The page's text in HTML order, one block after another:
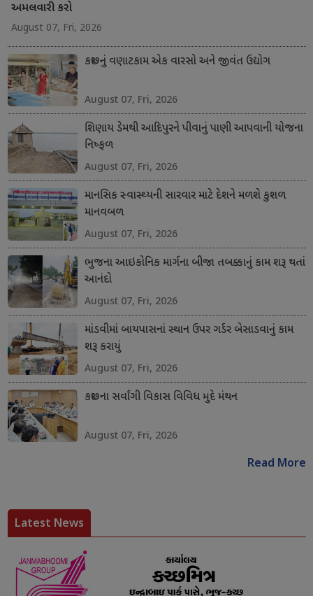
અમલવારી કરો
August 07, Fri, 2026
કચ્છનું વણાટકામ એક વારસો અને જીવંત ઉદ્યોગ
August 07, Fri, 2026
શિણાય ડેમથી આદિપુરને પીવાનું પાણી આપવાની યોજના
નિષ્ફળ
August 07, Fri, 2026
માનસિક સ્વાસ્થ્યની સારવાર માટે દેશને મળશે કુશળ
માનવબળ
August 07, Fri, 2026
ભુજના આઇકોનિક માર્ગના બીજા તબક્કાનું કામ શરૂ થતાં
આનંદો
August 07, Fri, 2026
માંડવીમાં બાયપાસનાં સ્થાન ઉપર ગર્ડર બેસાડવાનું કામ
શરૂ કરાયું
August 07, Fri, 2026
કચ્છના સર્વાંગી વિકાસ વિવિધ મુદે મંથન
August 07, Fri, 2026
Read More
Latest News